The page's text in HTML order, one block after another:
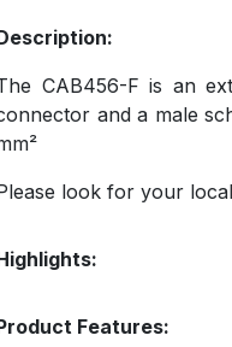
CAB456-F is an
and a male
look for your
Features: